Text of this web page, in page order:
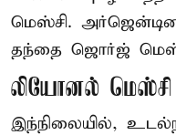
மெஸ்சி.
தந்தை ஜொர்ஜ்
லியோனல்
இந்நிலையில்,